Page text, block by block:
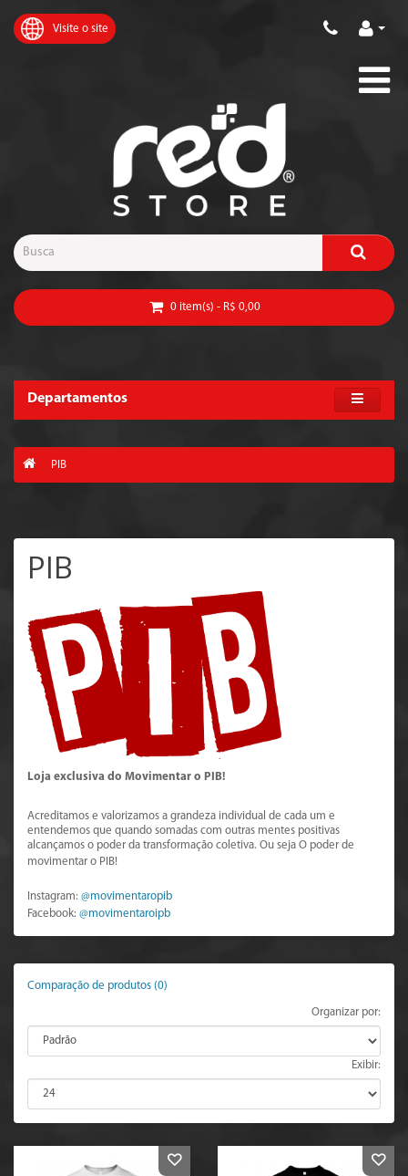
Visite o site
0 item(s) - R$ 0,00
Departamentos
PIB
PIB
Loja exclusiva do Movimentar o PIB!
Acreditamos e valorizamos a grandeza individual de cada um e
entendemos que quando somadas com outras mentes positivas
alcançamos o poder da transformação coletiva. Ou seja O poder de
movimentar o PIB!
Instagram: @movimentaropib
Facebook: @movimentaroipb
Comparação de produtos (0)
Organizar por:
Exibir: